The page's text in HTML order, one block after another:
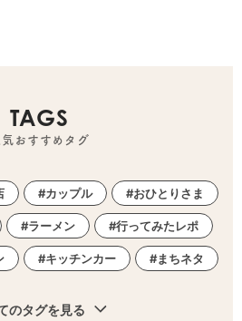
TAGS
気おすすめタグ
カップル おひとりさま
ラーメン 行ってみたレポ
キッチンカー まちネタ
のタグを見る